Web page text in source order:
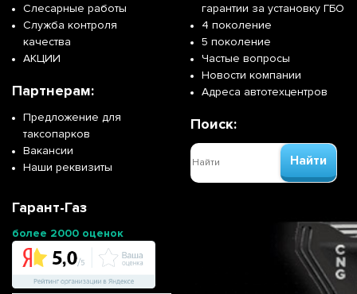
Слесарные работы
Служба контроля
качества
АКЦИИ
Партнерам:
Предложение для
таксопарков
Вакансии
Наши реквизиты
гарантии за установку ГБО
4 поколение
5 поколение
Частые вопросы
Новости компании
Адреса автотехцентров
Поиск:
Найти
Гарант-Газ
более 2000 оценок